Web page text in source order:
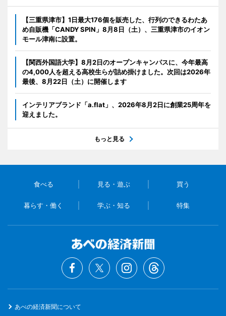
【三重県津市】1日最大176個を販売した、行列のできるわたあ
め自販機「CANDY SPIN」8月8日（土）、三重県津市のイオン
モール津南に設置。
【関西外国語大学】8月2日のオープンキャンパスに、今年最高
の4,000人を超える高校生らが詰め掛けました。次回は2026年
最後、8月22日（土）に開催します
インテリアブランド「a.flat」、2026年8月2日に創業25周年を
迎えました。
もっと見る
食べる 見る・遊ぶ 買う
暮らす・働く 学ぶ・知る 特集
あべの経済新聞について